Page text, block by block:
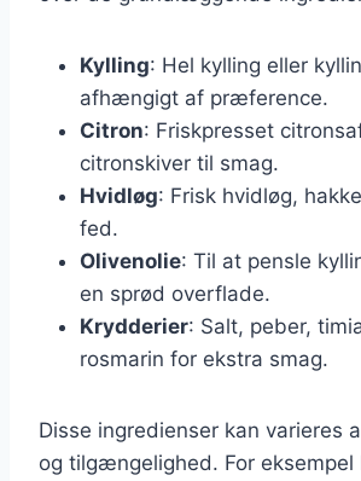
Kylling: Hel kylling eller
afhængigt af præference.
Citron: Friskpresset
citronskiver til smag.
Hvidløg: Frisk hvidløg,
fed.
Olivenolie: Til at pensle
en sprød overflade.
Krydderier: Salt, peber,
rosmarin for ekstra smag.
Disse ingredienser kan varieres
og tilgængelighed. For eksempel